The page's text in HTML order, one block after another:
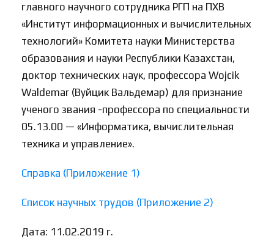
главного научного сотрудника РГП на ПХВ
«Институт информационных и вычислительных
технологий» Комитета науки Министерства
образования и науки Республики Казахстан,
доктор технических наук, профессора Wojcik
Waldemar (Вуйцик Вальдемар) для признание
ученого звания -профессора по специальности
05.13.00 — «Информатика, вычислительная
техника и управление».
Справка (Приложение 1)
Список научных трудов (Приложение 2)
Дата: 11.02.2019 г.